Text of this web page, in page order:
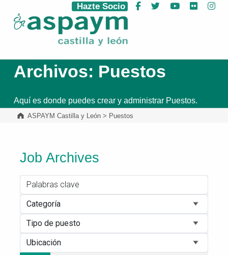
ASPAYM Castilla y León
Hazte Socio Facebook
Twitter YouTube
Flickr
Archivos: Puestos
Aquí es donde puedes crear y administrar Puestos.
ASPAYM Castilla y León> Puestos
Job Archives
Palabras clave